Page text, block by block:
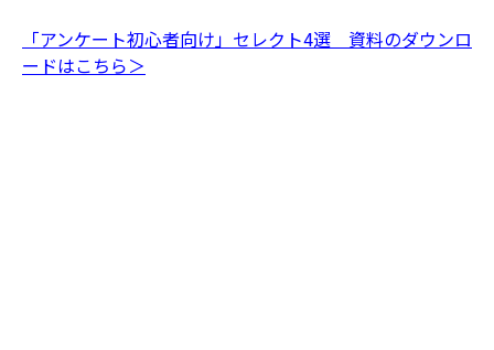
「アンケート初心者向け」セレクト4選 資料のダウンロ
ードはこちら＞